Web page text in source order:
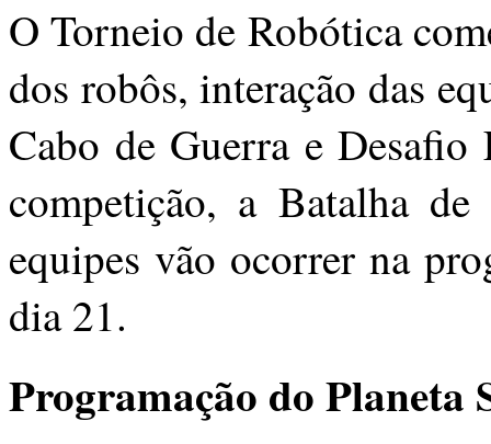
O Torneio de Robótica
dos robôs, interação das
Cabo de Guerra e
competição, a Batalha
equipes vão ocorrer na
dia 21.
Programação do Planeta